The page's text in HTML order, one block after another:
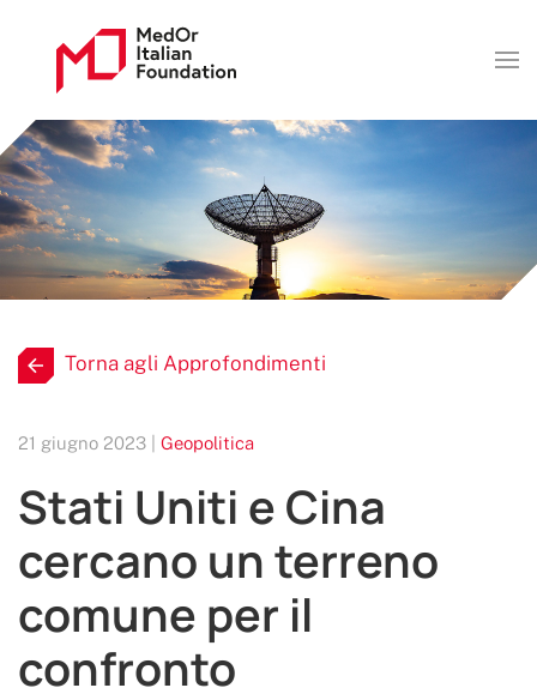
Torna agli Approfondimenti
21 giugno 2023 | Geopolitica
Stati Uniti e Cina
cercano un terreno
comune per il
confronto